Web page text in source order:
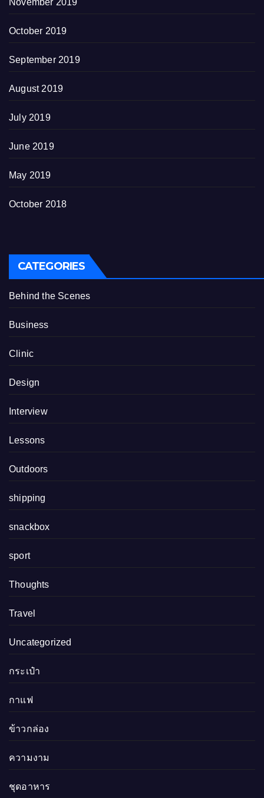
November 2019
October 2019
September 2019
August 2019
July 2019
June 2019
May 2019
October 2018
CATEGORIES
Behind the Scenes
Business
Clinic
Design
Interview
Lessons
Outdoors
shipping
snackbox
sport
Thoughts
Travel
Uncategorized
กระเป๋า
กาแฟ
ข้าวกล่อง
ความงาม
ชุดอาหาร